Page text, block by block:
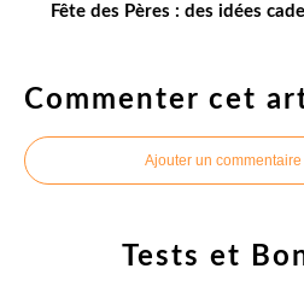
Fête des Pères : des idées
Commenter cet
Ajouter un commentaire
Tests et